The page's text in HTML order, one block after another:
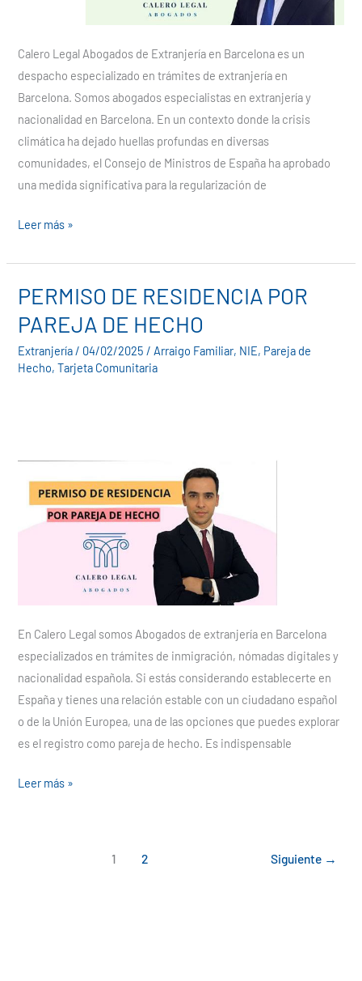
Calero Legal Abogados de Extranjería en Barcelona es un
despacho especializado en trámites de extranjería en
Barcelona. Somos abogados especialistas en extranjería y
nacionalidad en Barcelona. En un contexto donde la crisis
climática ha dejado huellas profundas en diversas
comunidades, el Consejo de Ministros de España ha aprobado
una medida significativa para la regularización de
Leer más »
PERMISO DE RESIDENCIA POR
PAREJA DE HECHO
Extranjería/ 04/02/2025/ Arraigo Familiar, NIE, Pareja de
Hecho,Tarjeta Comunitaria
En Calero Legal somos Abogados de extranjería en Barcelona
especializados en trámites de inmigración, nómadas digitales y
nacionalidad española. Si estás considerando establecerte en
España y tienes una relación estable con un ciudadano español
o de la Unión Europea, una de las opciones que puedes explorar
es el registro como pareja de hecho. Es indispensable
PERMISO
RESIDENCIA
POR
Leer más »
1 2 Siguiente →